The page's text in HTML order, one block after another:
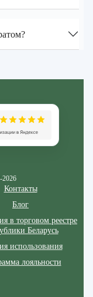
Контакты
Блог
в торговом реестре
Беларусь
использования
лояльности